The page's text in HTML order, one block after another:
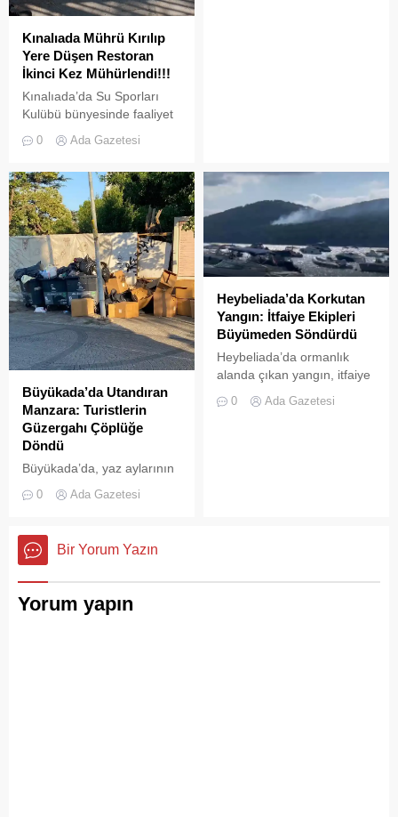
Kınalıada Mührü Kırılıp
Yere Düşen Restoran
İkinci Kez Mühürlendi!!!
Kınalıada’da Su Sporları
Kulübü bünyesinde faaliyet
ruhsat usulsüzlüğü ve adres
Adalar Belediyesi tarafından
mühürlendi.
0 Ada Gazetesi
Büyükada’da Utandıran
Manzara: Turistlerin
Güzergahı Çöplüğe
Döndü
Büyükada’da, yaz aylarının
ziyaretçi yoğunluğu, temizlik
hizmetlerindeki aksaklıkları
bir kez daha gözler önüne
0 Ada Gazetesi
Heybeliada’da Korkutan
Yangın: İtfaiye Ekipleri
Büyümeden Söndürdü
Heybeliada’da ormanlık
alanda çıkan yangın, itfaiye
sayesinde büyümeden ve
0 Ada Gazetesi
Bir Yorum Yazın
Yorum yapın